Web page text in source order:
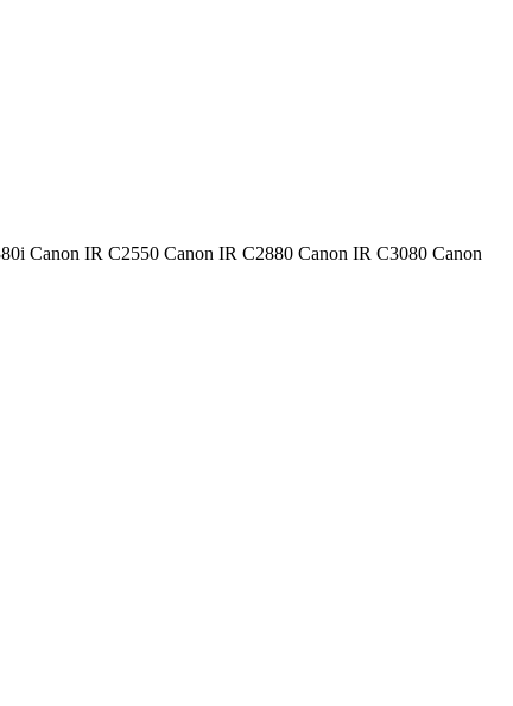
Canon IR C2550 Canon IR C2880 Canon IR C3080 Canon